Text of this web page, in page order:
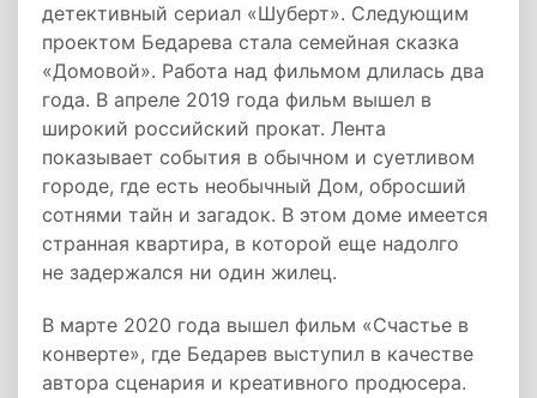
детективный сериал «Шуберт». Следующим
проектом Бедарева стала семейная сказка
«Домовой». Работа над фильмом длилась два
года. В апреле 2019 года фильм вышел в
широкий российский прокат. Лента
показывает события в обычном и суетливом
городе, где есть необычный Дом, обросший
сотнями тайн и загадок. В этом доме имеется
странная квартира, в которой еще надолго
не задержался ни один жилец.
В марте 2020 года вышел фильм «Счастье в
конверте», где Бедарев выступил в качестве
автора сценария и креативного продюсера.